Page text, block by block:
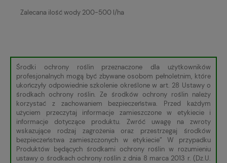
Zalecana ilość wody 200-500 l/ha
Środki ochrony roślin przeznaczone dla użytkowników
profesjonalnych mogą być zbywane osobom pełnoletnim, które
ukończyły odpowiednie szkolenie określone w art. 28 Ustawy o
środkach ochrony roślin. Ze środków ochrony roślin należy
korzystać z zachowaniem bezpieczeństwa. Przed każdym
użyciem przeczytaj informacje zamieszczone w etykiecie i
informacje dotyczące produktu. Zwróć uwagę na zwroty
wskazujące rodzaj zagrożenia oraz przestrzegaj środków
bezpieczeństwa zamieszczonych w etykiecie” W przypadku
Produktów będących środkami ochrony roślin w rozumieniu
ustawy o środkach ochrony roślin z dnia 8 marca 2013 r. (Dz.U.